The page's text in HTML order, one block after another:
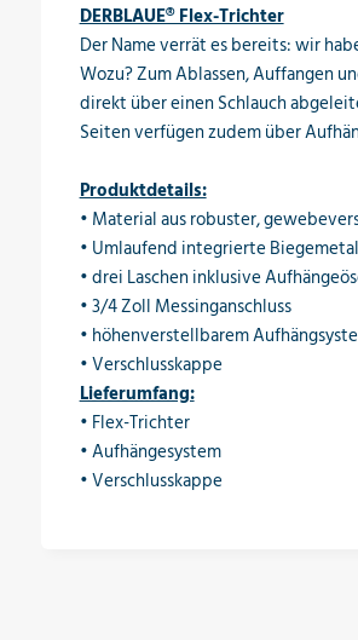
DERBLAUE® Flex-Trichter
Der Name verrät es bereits: wir
Wozu? Zum Ablassen, Auffangen
direkt über einen Schlauch
Seiten verfügen zudem über
Produktdetails:
• Material aus robuster,
• Umlaufend integrierte
• drei Laschen inklusive
• 3/4 Zoll Messinganschluss
• höhenverstellbarem
• Verschlusskappe
Lieferumfang:
• Flex-Trichter
• Aufhängesystem
• Verschlusskappe